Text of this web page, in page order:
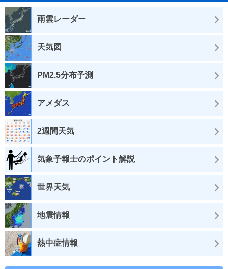
雨雲レーダー
天気図
PM2.5分布予測
アメダス
2週間天気
気象予報士のポイント解説
世界天気
地震情報
熱中症情報